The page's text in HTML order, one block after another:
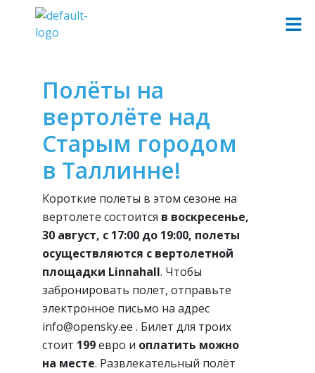
Полёты на
вертолёте над
Старым городом
в Таллинне!
Kороткие полеты в этом сезоне на
вертолете состоится в воскресенье,
30 август, с 17:00 до 19:00, полеты
осуществляются с вертолетной
площадки Linnahall. Чтобы
забронировать полет, отправьте
электронное письмо на адрес
info@opensky.ee . Билет для троих
стоит 199евро и оплатить можно
на месте. Развлекательный полёт